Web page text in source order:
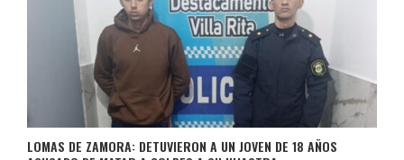
LOMAS DE ZAMORA: DETUVIERON A UN JOVEN DE 18 AÑOS